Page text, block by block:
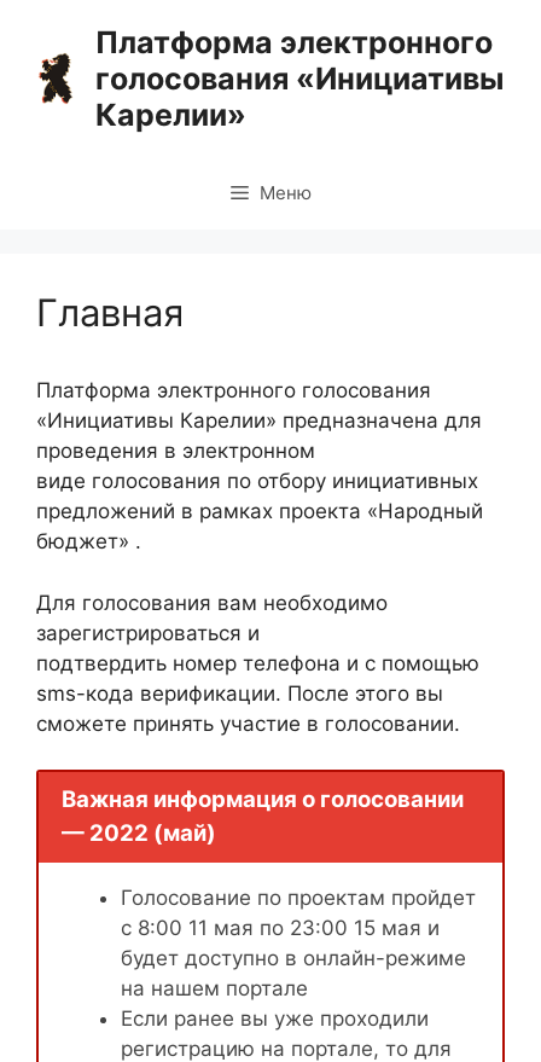
содержимому
Платформа электронного
голосования «Инициативы
Карелии»
Меню
Главная
Платформа электронного голосования
«Инициативы Карелии» предназначена для
проведения в электронном
виде голосования по отбору инициативных
предложений в рамках проекта «Народный
бюджет» .
Для голосования вам необходимо
зарегистрироваться и
подтвердить номер телефона и с помощью
sms-кода верификации. После этого вы
сможете принять участие в голосовании.
Важная информация о голосовании
— 2022 (май)
Голосование по проектам пройдет
с 8:00 11 мая по 23:00 15 мая и
будет доступно в онлайн-режиме
на нашем портале
Если ранее вы уже проходили
регистрацию на портале, то для